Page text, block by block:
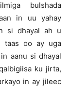
bulshada
in uu yahay
si dhayal ah u
taas oo ay uga
aanu si dhayal
ku jirta,
in ay jileec